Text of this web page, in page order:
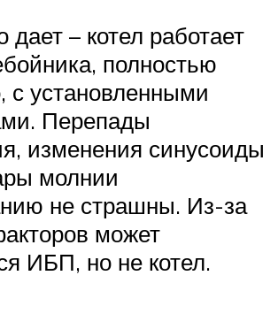
дает – котел работает
полностью
с установленными
Перепады
изменения синусоиды
молнии
не страшны. Из-за
может
ИБП, но не котел.